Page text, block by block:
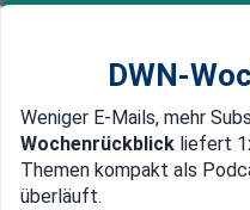
Newsticker MEIN DWN:
Edelmetalle
DWN-
Weniger E-Mails, mehr
Wochenrückblick liefert
Themen kompakt als
überläuft.